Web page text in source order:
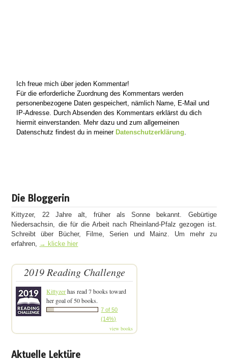
Ich freue mich über jeden Kommentar!
Für die erforderliche Zuordnung des Kommentars werden
personenbezogene Daten gespeichert, nämlich Name, E-Mail und
IP-Adresse. Durch Absenden des Kommentars erklärst du dich
hiermit einverstanden. Mehr dazu und zum allgemeinen
Datenschutz findest du in meiner Datenschutzerklärung
Die Bloggerin
Kittyzer, 22 Jahre alt, früher als Sonne bekannt. Gebürtige
Niedersachsin, die für die Arbeit nach Rheinland-Pfalz gezogen ist.
Schreibt über Bücher, Filme, Serien und Mainz. Um mehr zu
erfahren,
→ klicke hier
2019 Reading Challenge
Kittyzerhas read 7 books toward
her goal of 50 books.
7 of 50
(14%)
view books
Aktuelle Lektüre